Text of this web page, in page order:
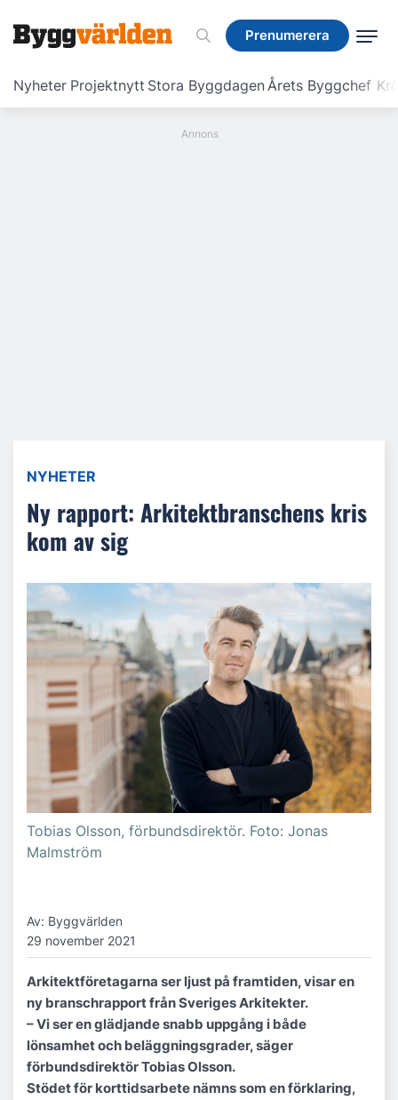
Prenumerera
Nyheter Projektnytt Stora ByggdagenÅrets Byggchef
Prenumerera
NYHETER
Ny rapport: Arkitektbranschens kris
kom av sig
Tobias Olsson, förbundsdirektör. Foto: Jonas
Malmström
Av: Byggvärlden
29 november 2021
Arkitektföretagarna ser ljust på framtiden, visar en
ny branschrapport från Sveriges Arkitekter.
– Vi ser en glädjande snabb uppgång i både
lönsamhet och beläggningsgrader, säger
förbundsdirektör Tobias Olsson.
Stödet för korttidsarbete nämns som en förklaring,